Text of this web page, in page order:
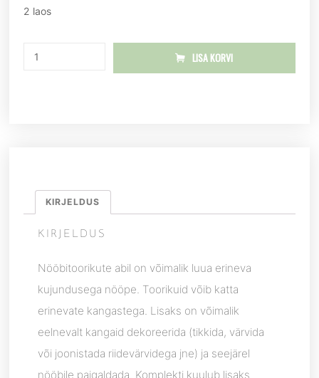
2 laos
LISA KORVI
KIRJELDUS
KIRJELDUS
Nööbitoorikute abil on võimalik luua erineva
kujundusega nööpe. Toorikuid võib katta
erinevate kangastega. Lisaks on võimalik
eelnevalt kangaid dekoreerida (tikkida, värvida
või joonistada riidevärvidega jne) ja seejärel
nööbile paigaldada. Komplekti kuulub lisaks